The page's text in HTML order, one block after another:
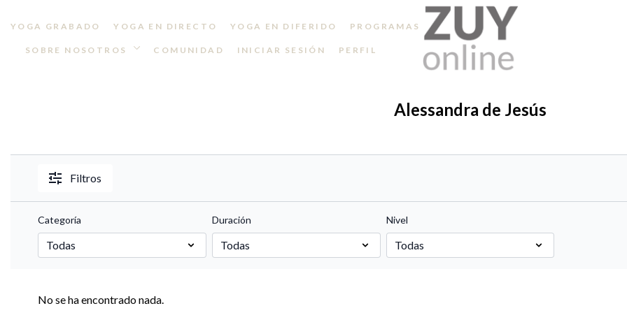
YOGA GRABADO YOGA EN DIRECTO YOGA EN DIFERIDO PROGRAMAS
SOBRE NOSOTROS COMUNIDAD INICIAR SESIÓN PERFIL
Alessandra de Jesús
Filtros
Categoría Duración Nivel
No se ha encontrado nada.